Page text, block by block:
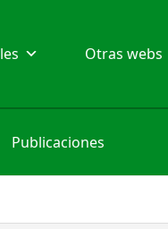
Otras webs
Publicaciones